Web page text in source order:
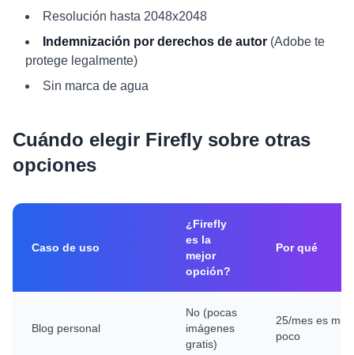
Resolución hasta 2048x2048
Indemnización por derechos de autor (Adobe te
protege legalmente)
Sin marca de agua
Cuándo elegir Firefly sobre otras
opciones
Caso de uso
¿Firefly
es la
mejor
opción?
Por qué
Blog personal
No (pocas
imágenes
gratis)
25/mes es muy
poco